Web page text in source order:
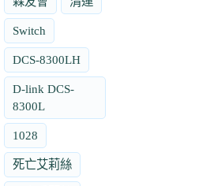
Switch
DCS-8300LH
D-link DCS-
8300L
1028
死亡艾莉絲